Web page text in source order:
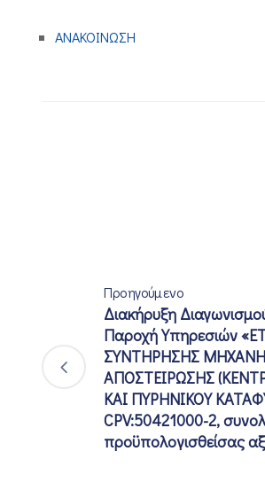
ΑΝΑΚΟΙΝΩΣΗ
Προηγούμενο
Διακήρυξη
Παροχή Υπηρεσιών
ΣΥΝΤΗΡΗΣΗΣ
ΑΠΟΣΤΕΙΡΩΣΗΣ
ΚΑΙ ΠΥΡΗΝΙΚΟΥ
CPV:50421000-2,
προϋπολογισθείσας